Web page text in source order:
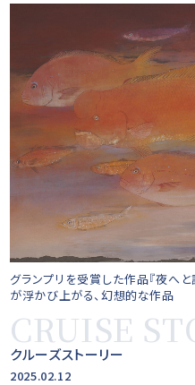
CRUISE
クルーズストーリー
2025.02.12
グランプリを受賞した作品『夜へ
が浮かび上がる、幻想的な作品